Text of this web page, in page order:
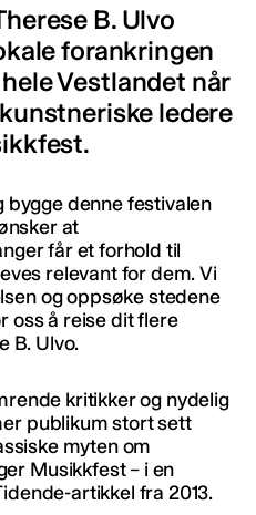
B. Ulvo
forankringen
Vestlandet når
ledere
bygge denne festivalen
at
får et forhold til
relevant for dem. Vi
og oppsøke stedene
oss å reise dit flere
B. Ulvo.
kritikker og nydelig
publikum stort sett
myten om
Musikkfest – i en
artikkel fra 2013.